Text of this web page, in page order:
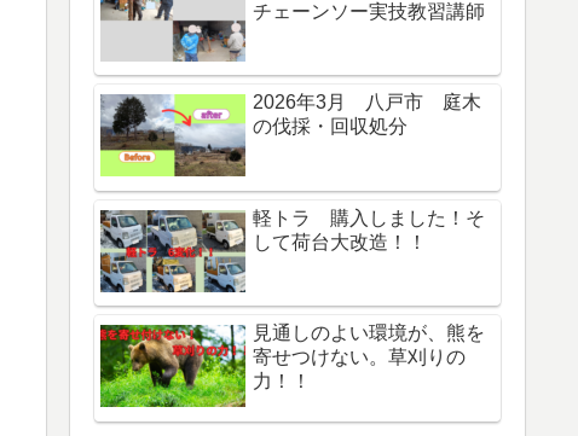
チェーンソー実技教習講師
2026年3月 八戸市 庭木
の伐採・回収処分
軽トラ 購入しました！そ
して荷台大改造！！
見通しのよい環境が、熊を
寄せつけない。草刈りの
力！！